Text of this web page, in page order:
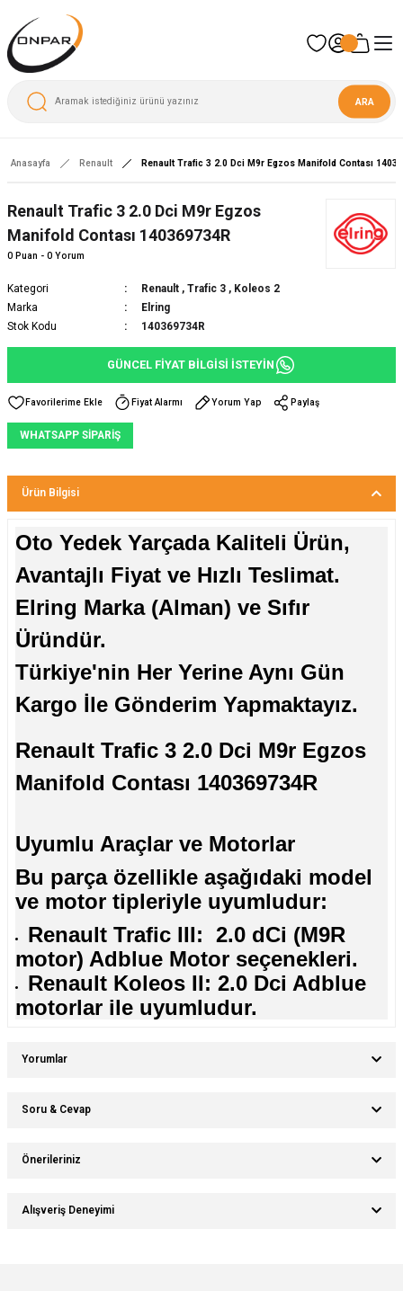
ARA
Anasayfa Renault Renault Trafic 3 2.0 Dci M9r Egzos Manifold Contası
Renault Trafic 3 2.0 Dci M9r Egzos
Manifold Contası 140369734R
0 Puan - 0 Yorum
Kategori Renault , Trafic 3 , Koleos 2
Marka
Elring
Stok Kodu
140369734R
GÜNCEL FİYAT BİLGİSİ İSTEYİN
Fiyat Alarmı Yorum Yap Paylaş
WHATSAPP SİPARİŞ
Ürün Bilgisi
Oto Yedek Yarçada Kaliteli Ürün,
Avantajlı Fiyat ve Hızlı Teslimat.
Elring Marka (Alman) ve Sıfır
Üründür.
Türkiye'nin Her Yerine Aynı Gün
Kargo İle Gönderim Yapmaktayız.
Renault Trafic 3 2.0 Dci M9r Egzos
Manifold Contası 140369734R
Uyumlu Araçlar ve Motorlar
Bu parça özellikle aşağıdaki model
ve motor tipleriyle uyumludur:
Renault Trafic III: 2.0 dCi (M9R
motor) Adblue Motor seçenekleri.
Renault Koleos II: 2.0 Dci Adblue
motorlar ile uyumludur.
Yorumlar
Soru & Cevap
Önerileriniz
Bu ürünün fiyat bilgisi, resim, ürün açıklamalarında ve diğer konularda
yetersiz gördüğünüz noktaları öneri formunu kullanarak tarafımıza
Alışveriş Deneyimi